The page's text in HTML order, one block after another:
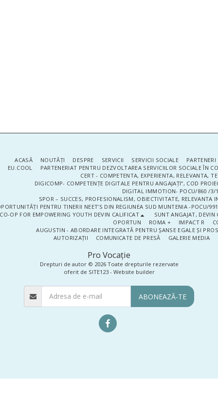
Pro Vocaţie
Drepturi de autor © 2026 Toate drepturile rezervate
oferit de SITE123- Website builder
ACASĂ NOUTĂŢI DESPRE SERVICII SERVICII SOCIALE
EU.COOL
PARTENERIAT PENTRU DEZVOLTAREA SERVICIILOR SOCIALE ÎN
CERT - COMPETENTA, EXPERIENTA, RELEVANTA,
DIGICOMP- COMPETENȚE DIGITALE PENTRU ANGAJAȚI”, COD
DIGITAL IMMOTION- POCU/860 /3/
SPOR – SUCCES, PROFESIONALISM, OBIECTIVITATE, RELEVANTA
PENTRU TINERII NEET’S DIN REGIUNEA SUD MUNTENIA -POCU/
CO-OP FOR EMPOWERING YOUTH DEVIN CALIFICAT
SUNT ANGAJAT, DEVIN
OPORTUN
ROMA + IMPACT R
AUGUSTIN - ABORDARE INTEGRATĂ PENTRU ȘANSE EGALE ȘI
AUTORIZAȚII
COMUNICATE DE PRESĂ GALERIE MEDIA
ABONEAZĂ-TE